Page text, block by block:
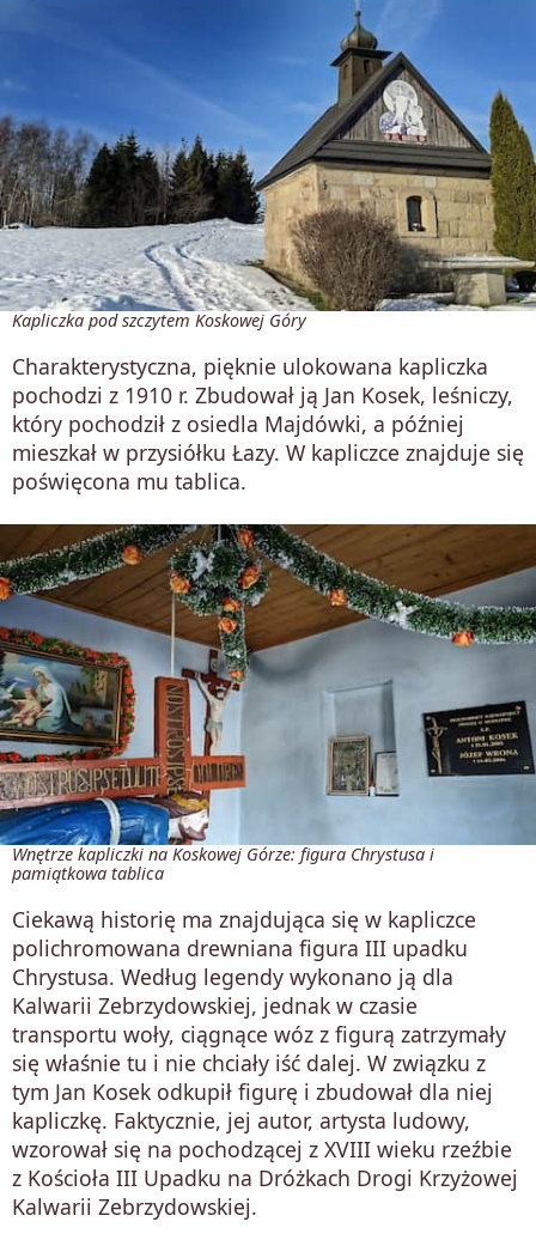
Kapliczka pod szczytem Koskowej Góry
Charakterystyczna, pięknie ulokowana kapliczka
pochodzi z 1910 r. Zbudował ją Jan Kosek, leśniczy,
który pochodził z osiedla Majdówki, a później
mieszkał w przysiółku Łazy. W kapliczce znajduje się
poświęcona mu tablica.
Wnętrze kapliczki na Koskowej Górze: figura Chrystusa i
pamiątkowa tablica
Ciekawą historię ma znajdująca się w kapliczce
polichromowana drewniana figura III upadku
Chrystusa. Według legendy wykonano ją dla
Kalwarii Zebrzydowskiej, jednak w czasie
transportu woły, ciągnące wóz z figurą zatrzymały
się właśnie tu i nie chciały iść dalej. W związku z
tym Jan Kosek odkupił figurę i zbudował dla niej
kapliczkę. Faktycznie, jej autor, artysta ludowy,
wzorował się na pochodzącej z XVIII wieku rzeźbie
z Kościoła III Upadku na Dróżkach Drogi Krzyżowej
Kalwarii Zebrzydowskiej.